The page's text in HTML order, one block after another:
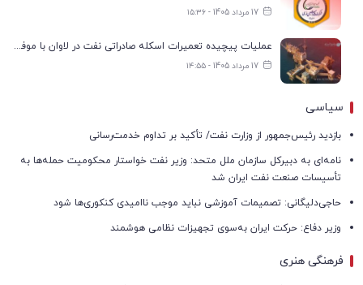
17 مرداد 1405 - ۱۵:۳۶
عملیات پیچیده تعمیرات اسکله صادراتی نفت در لاوان با موفقیت انجام شد
17 مرداد 1405 - ۱۴:۵۵
سیاسی
بازدید رئیس‌جمهور از وزارت نفت/ تأکید بر تداوم خدمت‌رسانی
نامه‌ای به دبیرکل سازمان ملل متحد: وزیر نفت خواستار محکومیت حمله‌ها به
تأسیسات صنعت نفت ایران شد
حاجی‌دلیگانی: تصمیمات آموزشی نباید موجب ناامیدی کنکوری‌ها شود
وزیر دفاع: حرکت ایران به‌سوی تجهیزات نظامی هوشمند
فرهنگی هنری